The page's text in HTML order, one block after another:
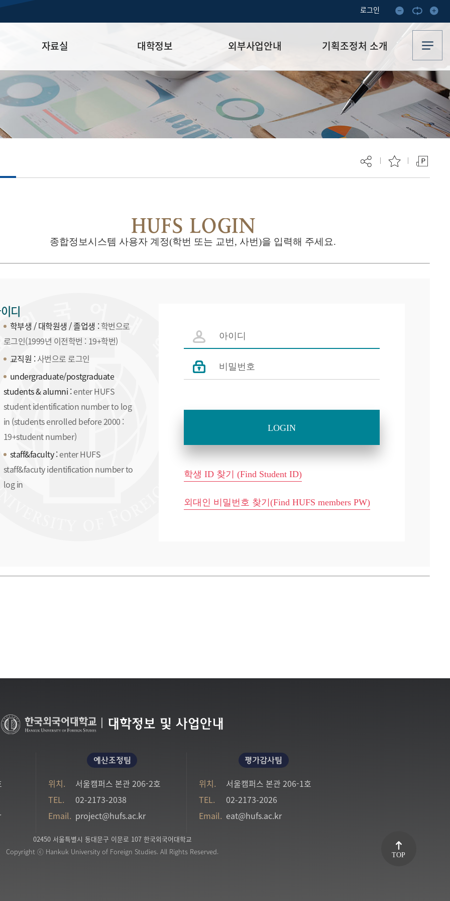
로그인
자료실
자료실
대학정보
대학정보공시
정기감사 결과 공개
외부사업안내
연구산학협력단
NTIS(R&D사업통합공고)
기획조정처 소개
전략기획팀
예산조정팀
평가감사팀
메뉴추가
HUFS LOGIN
종합정보시스템 사용자 계정(학번 또는 교번, 사번)을 입력해 주세요.
학생 ID 찾기 (Find Student ID)
외대인 비밀번호 찾기(Find HUFS members PW)
디
학부생 / 대학원생 / 졸업생 :학번으로
로그인(1999년 이전학번 : 19+학번)
교직원 :사번으로 로그인
undergraduate/postgraduate
students & alumni :enter HUFS
student identification number to log
in (students enrolled before 2000 :
19+student number)
staff&faculty :enter HUFS
staff&facuty identification number to
log in
| 대학정보 및 사업안내
예산조정팀
위치.
서울캠퍼스 본관 206-2호
TEL.
02-2173-2038
Email. project@hufs.ac.kr
평가감사팀
위치.
서울캠퍼스 본관 206-1호
TEL.
02-2173-2026
Email. eat@hufs.ac.kr
02450 서울특별시 동대문구 이문로 107 한국외국어대학교
Copyright ⓒ Hankuk University of Foreign Studies. All Rights Reserved.
TOP